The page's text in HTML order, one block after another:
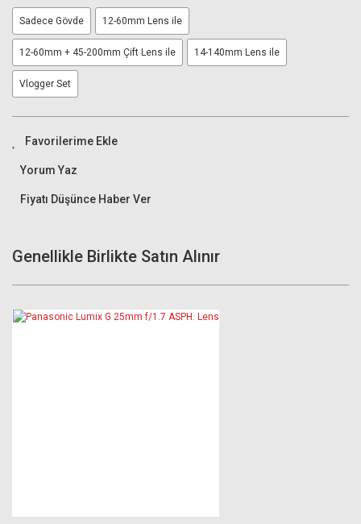
Sadece Gövde 12-60mm Lens ile
12-60mm + 45-200mm Çift Lens ile 14-140mm Lens ile
Vlogger Set
Yorum Yaz
Fiyatı Düşünce Haber Ver
Genellikle Birlikte Satın Alınır